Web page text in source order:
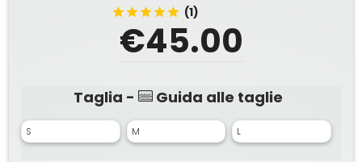
(1)
€45.00
Taglia - Guida alle taglie
S M L